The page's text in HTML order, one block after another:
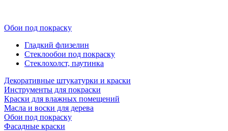
Обои под покраску
Гладкий флизелин
Стеклообои под покраску
Стеклохолст, паутинка
Декоративные штукатурки и краски
Инструменты для покраски
Краски для влажных помещений
Масла и воски для дерева
Обои под покраску
Фасадные краски